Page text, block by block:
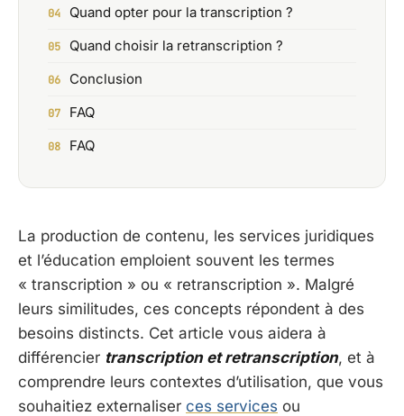
Quand opter pour la transcription ?
Quand choisir la retranscription ?
Conclusion
FAQ
FAQ
La production de contenu, les services juridiques
et l’éducation emploient souvent les termes
« transcription » ou « retranscription ». Malgré
leurs similitudes, ces concepts répondent à des
besoins distincts. Cet article vous aidera à
différencier transcription et retranscription, et à
comprendre leurs contextes d’utilisation, que vous
souhaitiez externaliser ces services ou